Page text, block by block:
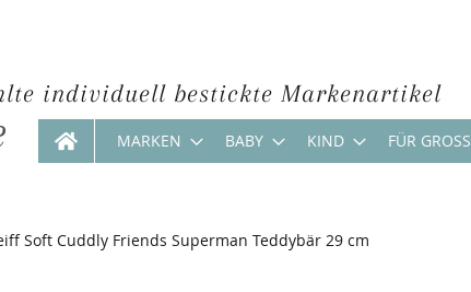
individuell bestickte Markenartikel
MARKEN BABY KIND FÜR GROSSE
Soft Cuddly Friends Superman Teddybär 29 cm